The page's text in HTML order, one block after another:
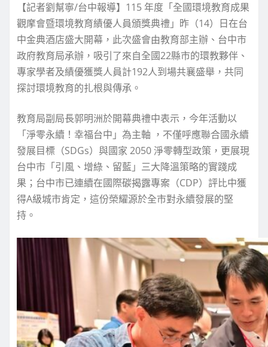
【記者劉幫寧/台中報導】115 年度「全國環境教育成果
觀摩會暨環境教育績優人員頒獎典禮」昨（14）日在台
中金典酒店盛大開幕，此次盛會由教育部主辦、台中市
政府教育局承辦，吸引了來自全國22縣市的環教夥伴、
專家學者及績優獲獎人員計192人到場共襄盛舉，共同
探討環境教育的扎根與傳承。
教育局副局長郭明洲於開幕典禮中表示，今年活動以
「淨零永續！幸福台中」為主軸 ，不僅呼應聯合國永續
發展目標（SDGs）與國家 2050 淨零轉型政策，更展現
台中市「引風、增綠、留藍」三大降溫策略的實踐成
果；台中市已連續在國際碳揭露專案（CDP）評比中獲
得A級城市肯定，這份榮耀源於全市對永續發展的堅
持。